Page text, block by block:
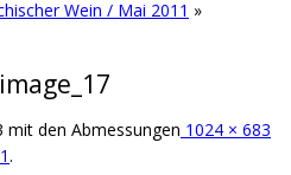
Wein / Mai 2011 »
mit den Abmessungen 1024 × 683
.